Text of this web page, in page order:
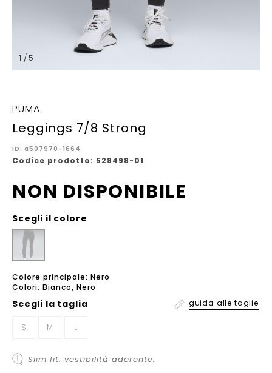
1 / 5
PUMA
Leggings 7/8 Strong
ID: a507970-1664
Codice prodotto: 528498-01
NON DISPONIBILE
Scegli il colore
Colore principale: Nero
Colori: Bianco, Nero
Scegli la taglia guida alle taglie
S M L
Slim fit: vestibilità aderente.